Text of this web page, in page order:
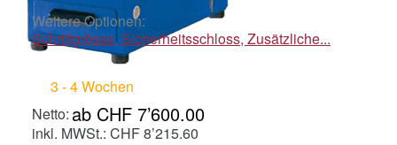
Weitere Optionen:
Schriftgrösse, Sicherheitsschloss, Zusätzliche...
3 - 4 Wochen
ab CHF 7’600.00
inkl. MWSt.: CHF 8’215.60